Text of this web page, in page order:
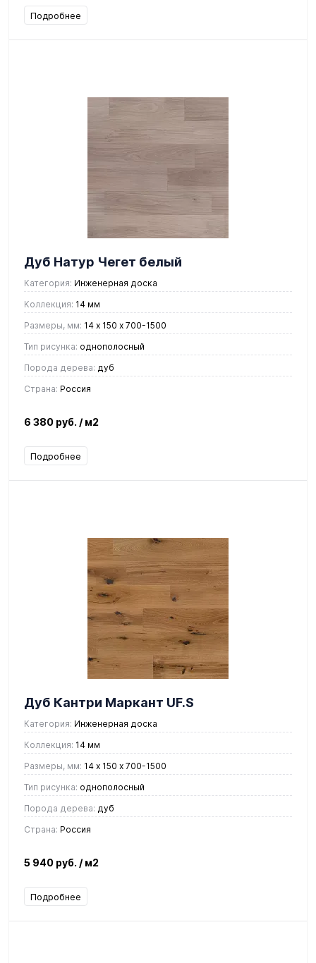
Подробнее
Дуб Натур Чегет белый
Категория: Инженерная доска
Коллекция: 14 мм
Размеры, мм: 14 х 150 х 700-1500
Тип рисунка: однополосный
Порода дерева: дуб
Страна: Россия
6 380 руб. / м2
Подробнее
Дуб Кантри Маркант UF.S
Категория: Инженерная доска
Коллекция: 14 мм
Размеры, мм: 14 х 150 х 700-1500
Тип рисунка: однополосный
Порода дерева: дуб
Страна: Россия
5 940 руб. / м2
Подробнее